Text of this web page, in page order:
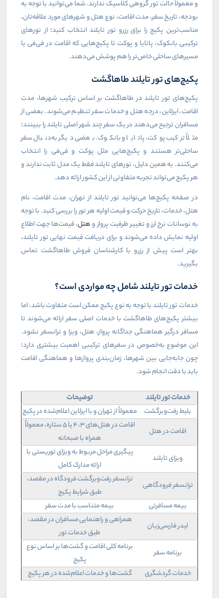
و معمولاً حالت تور گروهی کلاسیک ندارند. شما می‌توانید با توجه به
بودجه، تاریخ سفر، مدت اقامت، نوع هتل و شهرهای مورد علاقه‌تان،
مناسب‌ترین پکیج را برای رزرو تور تایلند انتخاب کنید؛ از تورهای
ترکیبی بانکوک، پاتایا و پوکت تا پکیج‌هایی که اقامت در فی‌فی یا
مسیرهای ساحلی خاص‌تر را هم پوشش می‌دهند.
پکیج‌های تور تایلند طاهاگشت
پکیج‌های تور تایلند در طاهاگشت بر اساس ترکیب شهرها، مدت
اقامت، ایرلاین، درجه هتل و خدمات سفر تنظیم می‌شوند. بعضی از
مسافران ترجیح می‌دهند در یک سفر چند شهر اصلی تایلند را ببینند؛
مثلاً ترکیب پوکت، پاتایا و بانکوک. بعضی دیگر به‌دنبال سفر
ساحلی‌تر هستند و پکیج‌هایی مثل پوکت و فی‌فی را انتخاب
می‌کنند. به همین دلیل، تورهای تایلند فقط یک مدل ثابت ندارند و
هر پکیج می‌تواند تجربه متفاوتی از این کشور ارائه دهد.
در صفحه پکیج‌ها می‌توانید تور تایلند از تهران، مدت اقامت، نام
هتل، خدمات، تاریخ حرکت و قیمت اولیه هر تور را بررسی کنید. با توجه
به نوسانات نرخ ارز و تغییر ظرفیت پرواز وهتل، قیمت‌ها جهت اطلاع
اولیه نمایش داده می‌شوند و برای دریافت قیمت نهایی تور تایلند،
بهتر است پیش از رزرو با کارشناسان فروش طاهاگشت تماس
بگیرید.
خدمات تور تایلند شامل چه مواردی است؟
خدمات تور تایلند با توجه به نوع پکیج ممکن است متفاوت باشد، اما
بیشتر پکیج‌های طاهاگشت با خدمات اصلی سفر ارائه می‌شوند تا
مسافر درگیر هماهنگی جداگانه پرواز، هتل، ویزا و ترانسفر نشود.
این موضوع به‌خصوص در سفرهای ترکیبی اهمیت بیشتری دارد؛
چون جابه‌جایی بین شهرها، زمان‌بندی پروازها و هماهنگی اقامت
باید با دقت انجام شود.
خدمات تور تایلند
توضیحات
بلیط رفت‌وبرگشت
معمولاً از تهران و با ایرلاین اعلام‌شده در پکیج
اقامت در هتل
اقامت در هتل‌های ۳، ۴ یا ۵ ستاره، معمولاً
همراه با صبحانه
ویزای تایلند
پیگیری مراحل مربوط به ویزای توریستی با
ارائه مدارک کامل
ترانسفر فرودگاهی
ترانسفر رفت‌وبرگشت فرودگاه در مقصد،
طبق شرایط پکیج
بیمه مسافرتی
بیمه متناسب با مدت سفر
لیدر فارسی‌زبان
همراهی و راهنمایی مسافران در مقصد،
طبق خدمات تور
برنامه سفر
برنامه کلی اقامت و گشت‌ها بر اساس نوع
پکیج
خدمات گردشگری
گشت‌ها و خدمات اعلام‌شده در هر پکیج